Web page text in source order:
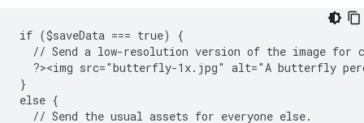
if ($saveData === true) {
// Send a low-resolution version of the image for
?><img src="butterfly-1x.jpg" alt="A butterfly
}
else {
  // Send the usual assets for everyone else.